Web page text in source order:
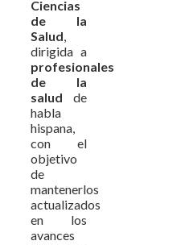
Ciencias
de la
Salud,
dirigida a
profesionales
de la
salud de
habla
hispana,
con el
objetivo
de
mantenerlos
actualizados
en los
avances